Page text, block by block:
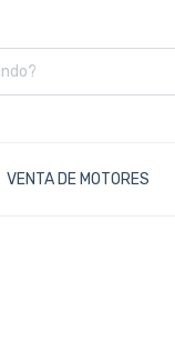
VENTA DE MOTORES